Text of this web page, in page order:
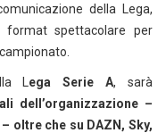
della Lega,
format spettacolare per
L ega Serie A, sarà
dell’organizzazione –
oltre che su DAZN, Sky,